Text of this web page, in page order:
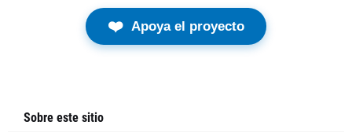
❤️ Apoya el proyecto
Sobre este sitio